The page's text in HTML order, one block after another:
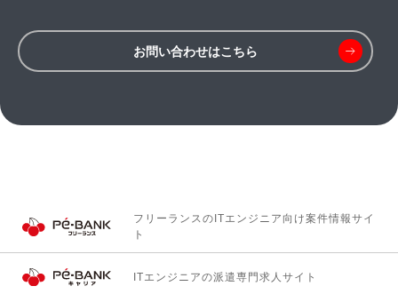
お問い合わせはこちら
フリーランスのITエンジニア向け案件情報サイ
ト
ITエンジニアの派遣専門求人サイト